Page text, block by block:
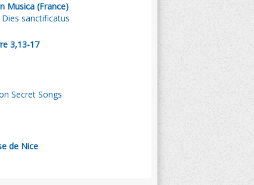
Musica (France)
sanctificatus
3,13-17
Secret Songs
de Nice